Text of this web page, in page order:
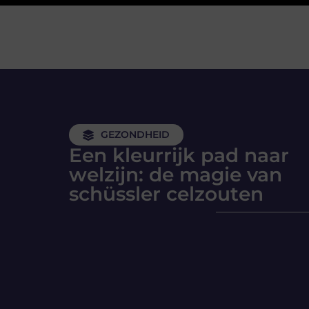
GEZONDHEID
Een kleurrijk pad naar
welzijn: de magie van
schüssler celzouten